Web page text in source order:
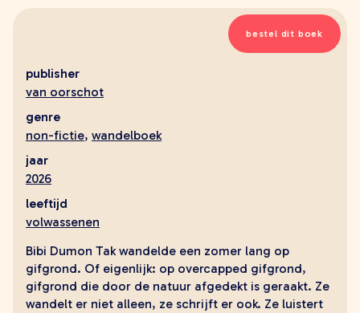
kleinepandaboeken.nl
defantastischebus.nl
illustratoren en fotografen
zoeken
bestel dit boek
publisher
van oorschot
genre
non-fictie, wandelboek
jaar
2026
leeftijd
volwassenen
Bibi Dumon Tak wandelde een zomer lang op
gifgrond. Of eigenlijk: op overcapped gifgrond,
gifgrond die door de natuur afgedekt is geraakt. Ze
wandelt er niet alleen, ze schrijft er ook. Ze luistert